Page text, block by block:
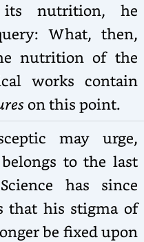
its nutrition, he
What, then,
nutrition of the
works contain
on this point.
may urge,
belongs to the last
has since
that his stigma of
be fixed upon